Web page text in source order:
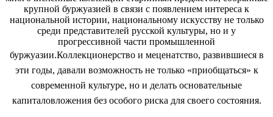
крупной буржуазией в связи с появлением интереса к
национальной истории, национальному искусству не только
среди представителей русской культуры, но и у
прогрессивной части промышленной
буржуазии.Коллекционерство и меценатство, развившиеся в
эти годы, давали возможность не только «приобщаться» к
современной культуре, но и делать основательные
капиталовложения без особого риска для своего состояния.